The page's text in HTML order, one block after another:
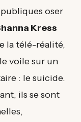
oser
Kress
la télé-réalité,
voile sur un
: le suicide.
ils se sont